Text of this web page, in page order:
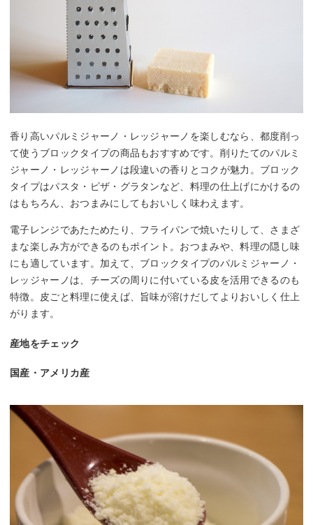
香り高いパルミジャーノ・レッジャーノを楽しむなら、都度削っ
て使うブロックタイプの商品もおすすめです。削りたてのパルミ
ジャーノ・レッジャーノは段違いの香りとコクが魅力。ブロック
タイプはパスタ・ピザ・グラタンなど、料理の仕上げにかけるの
はもちろん、おつまみにしてもおいしく味わえます。
電子レンジであたためたり、フライパンで焼いたりして、さまざ
まな楽しみ方ができるのもポイント。おつまみや、料理の隠し味
にも適しています。加えて、ブロックタイプのパルミジャーノ・
レッジャーノは、チーズの周りに付いている皮を活用できるのも
特徴。皮ごと料理に使えば、旨味が溶けだしてよりおいしく仕上
がります。
産地をチェック
国産・アメリカ産